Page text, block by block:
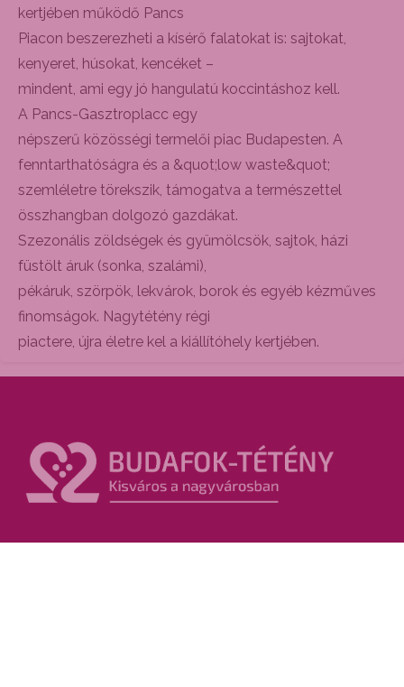
kertjében működő Pancs
Piacon beszerezheti a kísérő falatokat is: sajtokat,
kenyeret, húsokat, kencéket –
mindent, ami egy jó hangulatú koccintáshoz kell.
A Pancs-Gasztroplacc egy
népszerű közösségi termelői piac Budapesten. A
fenntarthatóságra és a &quot;low waste&quot;
szemléletre törekszik, támogatva a természettel
összhangban dolgozó gazdákat.
Szezonális zöldségek és gyümölcsök, sajtok, házi
füstölt áruk (sonka, szalámi),
pékáruk, szörpök, lekvárok, borok és egyéb kézműves
finomságok. Nagytétény régi
piactere, újra életre kel a kiállítóhely kertjében.